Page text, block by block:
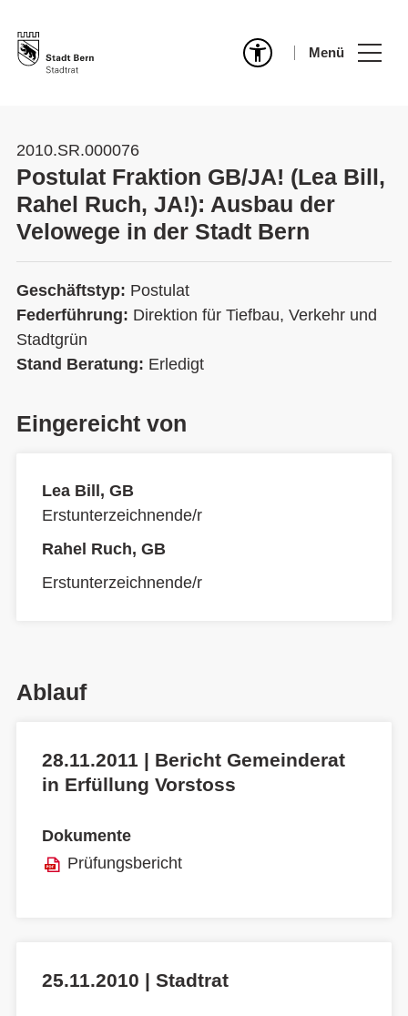
Menü
2010.SR.000076
Postulat Fraktion GB/JA! (Lea Bill,
Rahel Ruch, JA!): Ausbau der
Velowege in der Stadt Bern
Geschäftstyp: Postulat
Federführung: Direktion für Tiefbau, Verkehr und
Stadtgrün
Stand Beratung: Erledigt
Eingereicht von
Lea Bill, GB
Erstunterzeichnende/r
Rahel Ruch, GB
Erstunterzeichnende/r
Ablauf
28.11.2011 | Bericht Gemeinderat
in Erfüllung Vorstoss
Dokumente
Prüfungsbericht
25.11.2010 | Stadtrat